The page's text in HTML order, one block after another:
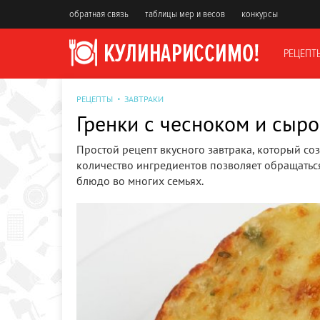
обратная связь таблицы мер и весов конкурсы
РЕЦЕПТЫ ЗАВТРАКИ
Гренки с чесноком и
Простой рецепт вкусного завтрака, который
количество ингредиентов позволяет
блюдо во многих семьях.